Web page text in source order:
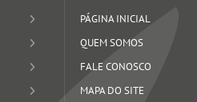
PÁGINA INICIAL
QUEM SOMOS
FALE CONOSCO
MAPA DO SITE